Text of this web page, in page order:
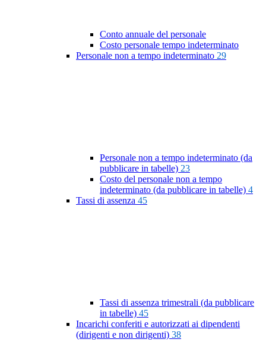
Conto annuale del personale
Costo personale tempo indeterminato
Personale non a tempo indeterminato 29
Personale non a tempo indeterminato (da
pubblicare in tabelle) 23
Costo del personale non a tempo
indeterminato (da pubblicare in tabelle) 4
Tassi di assenza 45
Tassi di assenza trimestrali (da pubblicare
in tabelle) 45
Incarichi conferiti e autorizzati ai dipendenti
(dirigenti e non dirigenti) 38